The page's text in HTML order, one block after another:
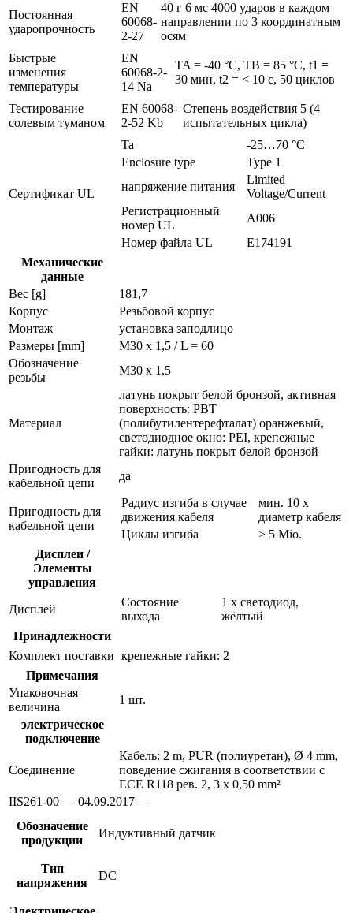
Постоянная
ударопрочность
EN
60068-
2-27
40 г 6 мс 4000 ударов в каждом
направлении по 3 координатным
осям
Быстрые
изменения
температуры
EN
60068-2-
14 Na
TA = -40 °C, TB = 85 °C, t1 =
30 мин, t2 = < 10 с, 50 циклов
Тестирование
солевым туманом
EN 60068-
2-52 Kb
Степень воздействия 5 (4
испытательных цикла)
Сертификат UL
Ta
-25…70 °C
Enclosure type
Type 1
напряжение питания
Limited
Voltage/Current
Регистрационный
номер UL
A006
Номер файла UL
E174191
Механические
данные
Вес [g]
181,7
Корпус
Резьбовой корпус
Монтаж
установка заподлицо
Размеры [mm]
M30 x 1,5 / L = 60
Обозначение
резьбы
M30 x 1,5
Материал
латунь покрыт белой бронзой, активная
поверхность: PBT
(полибутилентерефталат) оранжевый,
светодиодное окно: PEI, крепежные
гайки: латунь покрыт белой бронзой
Пригодность для
кабельной цепи
да
Пригодность для
кабельной цепи
Радиус изгиба в случае
движения кабеля
мин. 10 x
диаметр кабеля
Циклы изгиба
> 5 Mio.
Дисплеи /
Элементы
управления
Дисплей
Состояние
выхода
1 x светодиод,
жёлтый
Принадлежности
Комплект поставки крепежные гайки: 2
Примечания
Упаковочная
величина
1 шт.
электрическое
подключение
Соединение
Кабель: 2 m, PUR (полиуретан), Ø 4 mm,
поведение сжигания в соответствии с
ECE R118 рев. 2, 3 x 0,50 mm²
IIS261-00 — 04.09.2017 —
Обозначение
продукции
Индуктивный датчик
Тип
напряжения
DC